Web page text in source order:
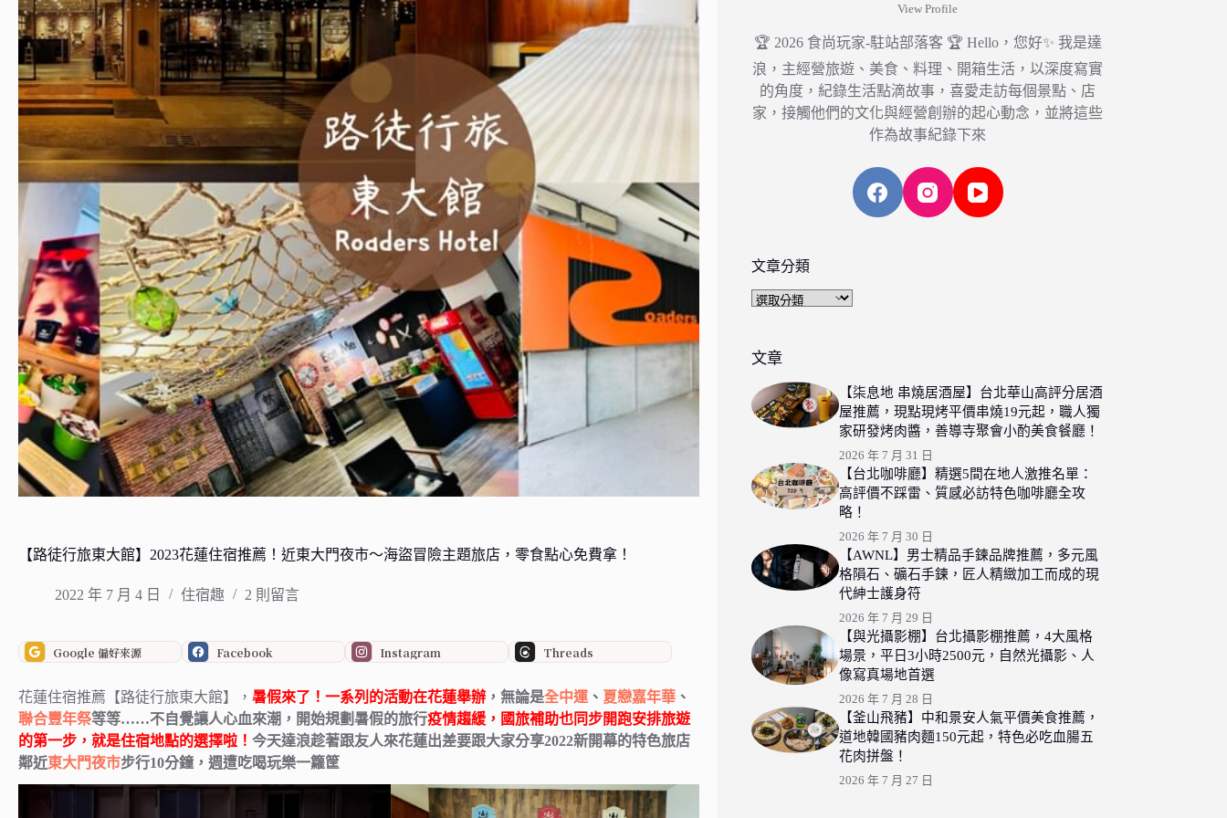
【路徒行旅東大館】2023花蓮住宿推薦！近東大門夜市～海盜冒險主題旅店，零食點心免費拿！
2022 年 7 月 4 日 住宿趣 2 則留言
Google 偏好來源 Facebook Instagram Threads
花蓮住宿推薦【路徒行旅東大館】， 暑假來了！一系列的活動在花蓮舉辦 ，無論是全中運 、 夏戀嘉年華 、
聯合豐年祭等等……不自覺讓人心血來潮，開始規劃暑假的旅行疫情趨緩，國旅補助也同步開跑安排旅遊
的第一步，就是住宿地點的選擇啦！ 今天達浪趁著跟友人來花蓮出差要跟大家分享2022新開幕的特色旅店
鄰近東大門夜市步行10分鐘，週遭吃喝玩樂一籮筐
View Profile
🏆 2026 食尚玩家-駐站部落客 🏆 Hello，您好✨ 我是達
浪，主經營旅遊、美食、料理、開箱生活，以深度寫實
的角度，紀錄生活點滴故事，喜愛走訪每個景點、店
家，接觸他們的文化與經營創辦的起心動念，並將這些
作為故事紀錄下來
文章分類
文
類
文章
【柒息地 串燒居酒屋】台北華山高評分居酒
屋推薦，現點現烤平價串燒19元起，職人獨
家研發烤肉醬，善導寺聚會小酌美食餐廳！
2026 年 7 月 31 日
【台北咖啡廳】精選5間在地人激推名單：
高評價不踩雷、質感必訪特色咖啡廳全攻
略！
2026 年 7 月 30 日
【AWNL】男士精品手鍊品牌推薦，多元風
格隕石、礦石手鍊，匠人精緻加工而成的現
代紳士護身符
2026 年 7 月 29 日
【與光攝影棚】台北攝影棚推薦，4大風格
場景，平日3小時2500元，自然光攝影、人
像寫真場地首選
2026 年 7 月 28 日
【釜山飛豬】中和景安人氣平價美食推薦，
道地韓國豬肉麵150元起，特色必吃血腸五
花肉拼盤！
2026 年 7 月 27 日